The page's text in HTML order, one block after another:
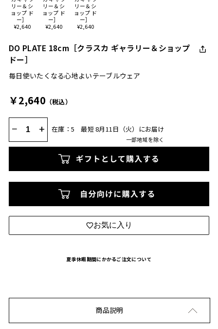
リー＆シ
ョップ ド
ー］
¥2,640
リー＆シ
ョップ ド
ー］
¥2,640
リー＆シ
ョップ ド
ー］
¥2,640
DO PLATE 18cm［クラスカ ギャラリー＆ショップ
ドー］
毎日使いたくなる心地よいテーブルウェア
￥2,640 （税込）
− + 在庫：5 最短 8月11日（火）にお届け
一部地域を除く
お気に入り
夏季休暇期間にかかるご注文について
商品説明